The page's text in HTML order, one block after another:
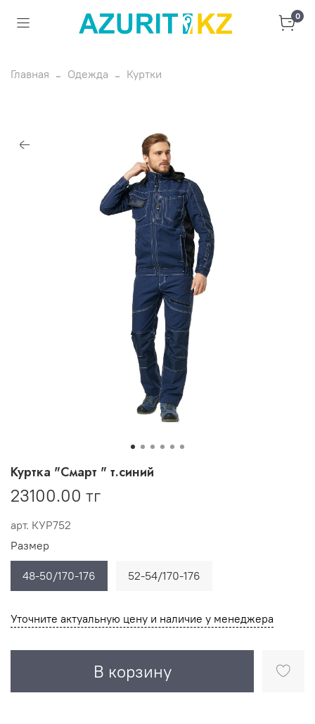
0
Главная Одежда Куртки
арт. КУР752
Куртка "Смарт " т.синий
23100.00 тг
Уточните актуальную цену и наличие у менеджера
В корзину
Размер
48-50/170-176 52-54/170-176